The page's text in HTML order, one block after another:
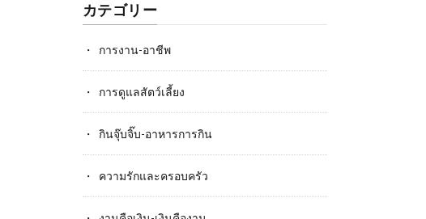
カテゴリー
การงาน-อาชีพ
การดูแลสัตว์เลี้ยง
กินจุ๊บจิ๊บ-อาหารการกิน
ความรักและครอบครัว